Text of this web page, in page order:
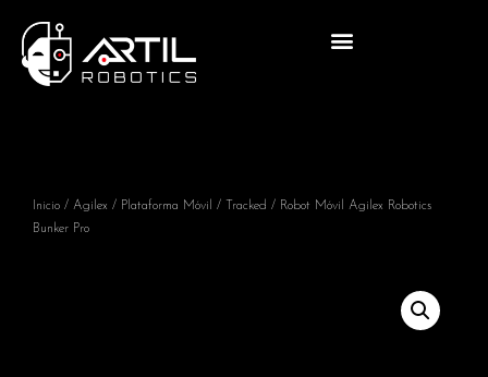
Inicio / Agilex / Plataforma Móvil / Tracked / Robot Móvil Agilex Robotics
Bunker Pro